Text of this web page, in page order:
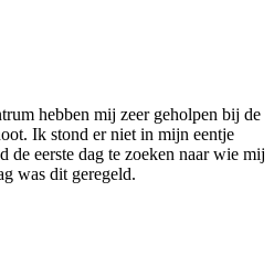
hebben mij zeer geholpen bij de
Ik stond er niet in mijn eentje
de eerste dag te zoeken naar wie mij
was dit geregeld.